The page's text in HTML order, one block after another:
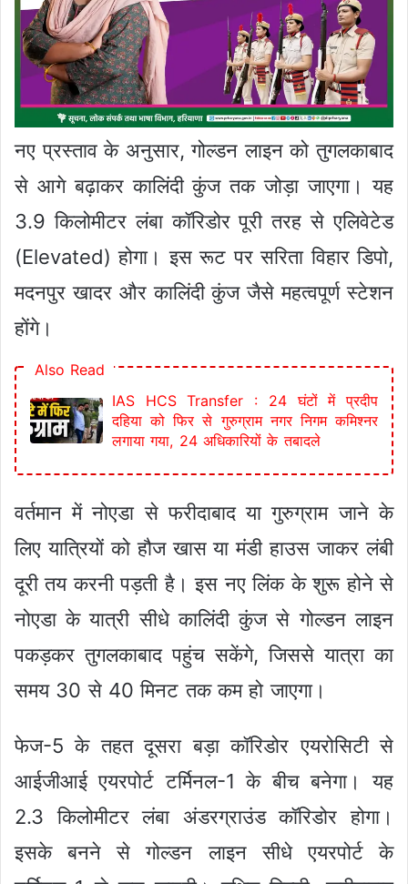
नए प्रस्ताव के अनुसार, गोल्डन लाइन को तुगलकाबाद
से आगे बढ़ाकर कालिंदी कुंज तक जोड़ा जाएगा। यह
3.9 किलोमीटर लंबा कॉरिडोर पूरी तरह से एलिवेटेड
(Elevated) होगा। इस रूट पर सरिता विहार डिपो,
मदनपुर खादर और कालिंदी कुंज जैसे महत्वपूर्ण स्टेशन
होंगे।
Also Read
IAS HCS Transfer : 24 घंटों में प्रदीप
दहिया को फिर से गुरुग्राम नगर निगम कमिश्नर
लगाया गया, 24 अधिकारियों के तबादले
वर्तमान में नोएडा से फरीदाबाद या गुरुग्राम जाने के
लिए यात्रियों को हौज खास या मंडी हाउस जाकर लंबी
दूरी तय करनी पड़ती है। इस नए लिंक के शुरू होने से
नोएडा के यात्री सीधे कालिंदी कुंज से गोल्डन लाइन
पकड़कर तुगलकाबाद पहुंच सकेंगे, जिससे यात्रा का
समय 30 से 40 मिनट तक कम हो जाएगा।
फेज-5 के तहत दूसरा बड़ा कॉरिडोर एयरोसिटी से
आईजीआई एयरपोर्ट टर्मिनल-1 के बीच बनेगा। यह
2.3 किलोमीटर लंबा अंडरग्राउंड कॉरिडोर होगा।
इसके बनने से गोल्डन लाइन सीधे एयरपोर्ट के